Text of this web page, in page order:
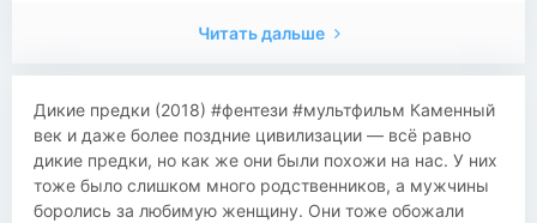
Читать дальше
​​Дикие предки (2018) #фентези #мультфильм Каменный
век и даже более поздние цивилизации — всё равно
дикие предки, но как же они были похожи на нас. У них
тоже было слишком много родственников, а мужчины
боролись за любимую женщину. Они тоже обожали